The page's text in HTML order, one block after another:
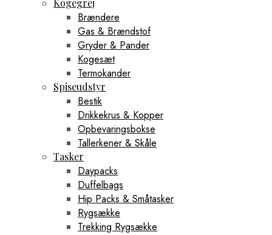
Kogegrej
Brændere
Gas & Brændstof
Gryder & Pander
Kogesæt
Termokander
Spiseudstyr
Bestik
Drikkekrus & Kopper
Opbevaringsbokse
Tallerkener & Skåle
Tasker
Daypacks
Duffelbags
Hip Packs & Småtasker
Rygsække
Trekking Rygsække